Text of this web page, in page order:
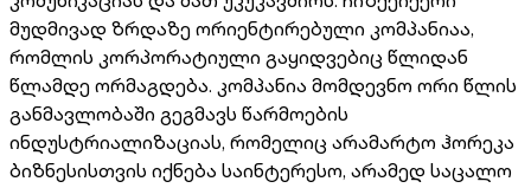
მუდმივად ზრდაზე ორიენტირებული კომპანიაა,
რომლის კორპორატიული გაყიდვებიც წლიდან
წლამდე ორმაგდება. კომპანია მომდევნო ორი წლის
განმავლობაში გეგმავს წარმოების
ინდუსტრიალიზაციას, რომელიც არამარტო ჰორეკა
ბიზნესისთვის იქნება საინტერესო, არამედ საცალო